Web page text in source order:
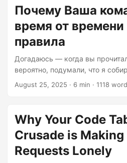
most workplaces - the audacious
know, I know. Revolutionary stuff
close this tab and go back to
of debugging that memory leak,
Почему Ваша
время от
правила
Догадаюсь — когда вы
вероятно, подумали, что я
игнорировать стандарты
Сюжетный поворот: на самом
виде нарушения правил,
более радикальным на
дерзком поступке делать
Революционные идеи, правда?
August 25, 2025 · 6 min · 1118
Why Your Code
Crusade is Making
Requests Lonely